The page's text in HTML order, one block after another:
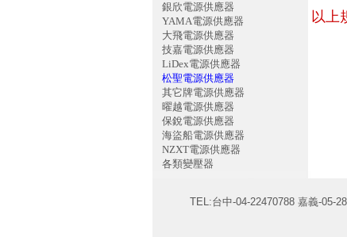
銀欣電源供應器
YAMA電源供應器
大飛電源供應器
技嘉電源供應器
LiDex電源供應器
松聖電源供應器
其它牌電源供應器
曜越電源供應器
保銳電源供應器
海盜船電源供應器
NZXT電源供應器
各類變壓器
以上
TEL:台中-04-22470788 嘉義-05-